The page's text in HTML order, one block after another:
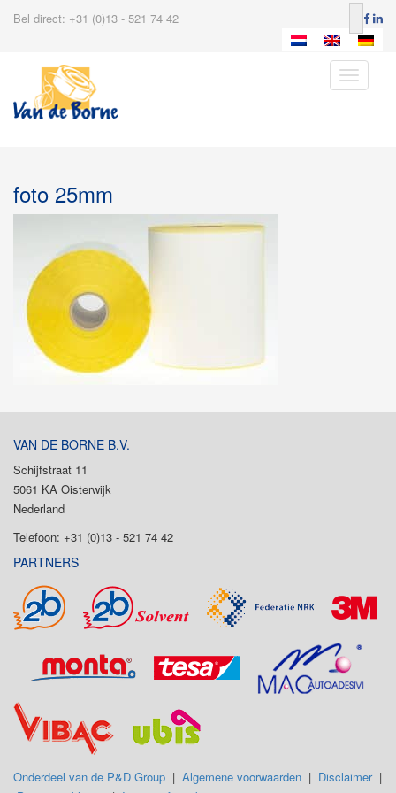
Bel direct: +31 (0)13 - 521 74 42
Toggle
foto 25mm
VAN DE BORNE B.V.
Schijfstraat 11
5061 KA Oisterwijk
Nederland
Telefoon: +31 (0)13 - 521 74 42
PARTNERS
Onderdeel van de P&D Group | Algemene voorwaarden | Disclaimer|